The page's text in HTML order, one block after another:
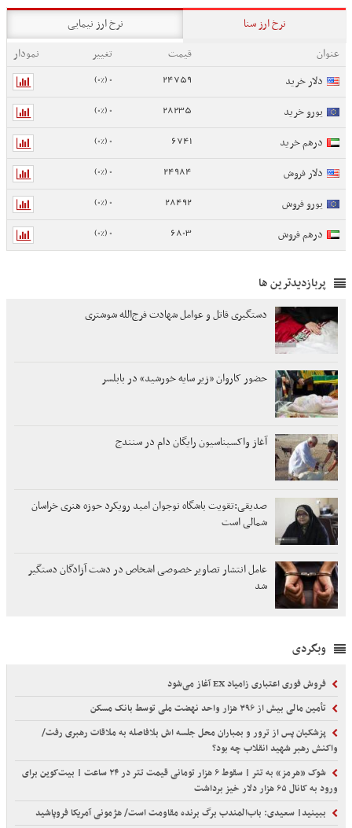
نرخ ارز سنا
نرخ ارز نیمایی
عنوان
قیمت تغییر
نمودار
دلار خرید
24759
0 (0%)
یورو خرید 28235
0 (0%)
درهم خرید 6741
0 (0%)
دلار فروش 24984
0 (0%)
یورو فروش 28492
0 (0%)
درهم فروش 6803
0 (0%)
پربازدیدترین ها
دستگیری قاتل و عوامل شهادت فرج‌الله شوشتری
حضور کاروان «زیر سایه خورشید» در بابلسر
آغاز واکسیناسیون رایگان دام در سنندج
صدیقی:تقویت باشگاه نوجوان امید رویکرد حوزه هنری خراسان
شمالی است
عامل انتشار تصاویر خصوصی اشخاص در دشت آزادگان دستگیر
شد
وبگردی
فروش فوری اعتباری زامیاد EX آغاز می‌شود
تأمین مالی بیش از ۳۹۶ هزار واحد نهضت ملی توسط بانک مسکن
پزشکیان پس از ترور و بمباران محل جلسه ‌اش بلافاصله به ملاقات رهبری رفت/
واکنش رهبر شهید انقلاب چه بود؟
شوک «هرمز» به تتر | سقوط ۶ هزار تومانی قیمت تتر در ۲۴ ساعت | بیت‌کوین برای
ورود به کانال ۶۵ هزار دلار خیز برداشت
ببینید| سعیدی: باب‌المندب برگ برنده مقاومت است/ هژمونی آمریکا فروپاشید